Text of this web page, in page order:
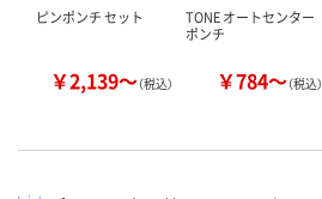
ピンポンチ セット
￥2,139～（税込）
TONE オートセンター
ポンチ
￥784～（税込）